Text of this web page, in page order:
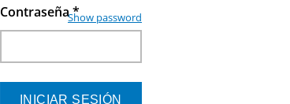
Contraseña*
Show password